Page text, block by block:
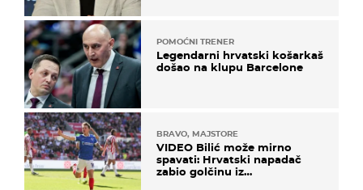
POMOĆNI TRENER
Legendarni hrvatski košarkaš
došao na klupu Barcelone
BRAVO, MAJSTORE
VIDEO Bilić može mirno
spavati: Hrvatski napadač
zabio golčinu iz